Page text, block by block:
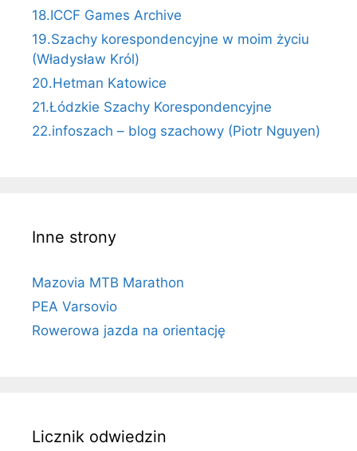
18.ICCF Games Archive
19.Szachy korespondencyjne w moim życiu
(Władysław Król)
20.Hetman Katowice
21.Łódzkie Szachy Korespondencyjne
22.infoszach – blog szachowy (Piotr Nguyen)
Inne strony
Mazovia MTB Marathon
PEA Varsovio
Rowerowa jazda na orientację
Licznik odwiedzin